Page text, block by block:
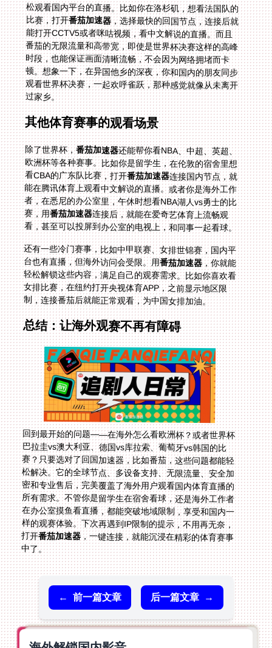
比赛，打开番茄加速器，选择最快的回国节点，连接后就
能打开CCTV5或者咪咕视频，看中文解说的直播。而且
番茄的无限流量和高带宽，即使是世界杯决赛这样的高峰
时段，也能保证画面清晰流畅，不会因为网络拥堵而卡
顿。想象一下，在异国他乡的深夜，你和国内的朋友同步
观看世界杯决赛，一起欢呼雀跃，那种感觉就像从未离开
过家乡。
其他体育赛事的观看场景
除了世界杯，番茄加速器还能帮你看NBA、中超、英超、
欧洲杯等各种赛事。比如你是留学生，在伦敦的宿舍里想
看CBA的广东队比赛，打开番茄加速器连接国内节点，就
能在腾讯体育上观看中文解说的直播。或者你是海外工作
者，在悉尼的办公室里，午休时想看NBA湖人vs勇士的比
赛，用番茄加速器连接后，就能在爱奇艺体育上流畅观
看，甚至可以投屏到办公室的电视上，和同事一起看球。
还有一些冷门赛事，比如中甲联赛、女排世锦赛，国内平
台也有直播，但海外访问会受限。用番茄加速器，你就能
轻松解锁这些内容，满足自己的观赛需求。比如你喜欢看
女排比赛，在纽约打开央视体育APP，之前显示地区限
制，连接番茄后就能正常观看，为中国女排加油。
总结：让海外观赛不再有障碍
回到最开始的问题——在海外怎么看欧洲杯？或者世界杯
巴拉圭vs澳大利亚、德国vs库拉索、葡萄牙vs韩国的比
赛？只要选对了回国加速器，比如番茄，这些问题都能轻
松解决。它的全球节点、多设备支持、无限流量、安全加
密和专业售后，完美覆盖了海外用户观看国内体育直播的
所有需求。不管你是留学生在宿舍看球，还是海外工作者
在办公室摸鱼看直播，都能突破地域限制，享受和国内一
样的观赛体验。下次再遇到IP限制的提示，不用再无奈，
打开番茄加速器，一键连接，就能沉浸在精彩的体育赛事
中了。
← 前一篇文章 后一篇文章 →